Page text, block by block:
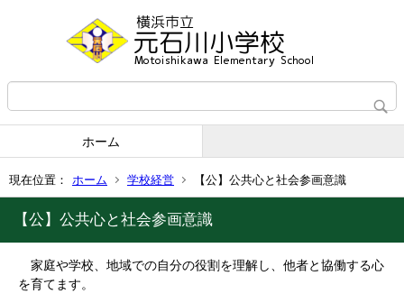
ホーム
現在位置： ホーム 学校経営 【公】公共心と社会参画意識
【公】公共心と社会参画意識
家庭や学校、地域での自分の役割を理解し、他者と協働する心
を育てます。